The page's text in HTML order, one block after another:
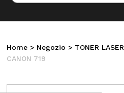
Home > Negozio > TONER LASER
CANON 719